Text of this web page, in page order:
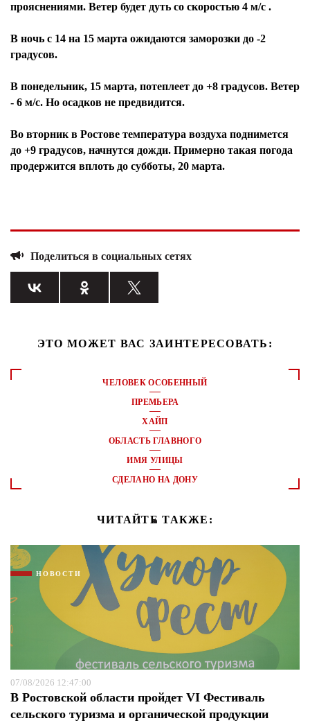
прояснениями. Ветер будет дуть со скоростью 4 м/с .
В ночь с 14 на 15 марта ожидаются заморозки до -2
градусов.
В понедельник, 15 марта, потеплеет до +8 градусов. Ветер
- 6 м/с. Но осадков не предвидится.
Во вторник в Ростове температура воздуха поднимется
до +9 градусов, начнутся дожди. Примерно такая погода
продержится вплоть до субботы, 20 марта.
Поделиться в социальных сетях
ЭТО МОЖЕТ ВАС ЗАИНТЕРЕСОВАТЬ:
ЧЕЛОВЕК ОСОБЕННЫЙ
ПРЕМЬЕРА
ХАЙП
ОБЛАСТЬ ГЛАВНОГО
ИМЯ УЛИЦЫ
СДЕЛАНО НА ДОНУ
ЧИТАЙТЕ ТАКЖЕ:
НОВОСТИ
07/08/2026 12:47:00
В Ростовской области пройдет VI Фестиваль
сельского туризма и органической продукции